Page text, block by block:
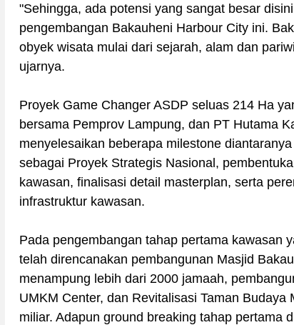
"Sehingga, ada potensi yang sangat besar
pengembangan Bakauheni Harbour City ini.
obyek wisata mulai dari sejarah, alam dan
ujarnya.
Proyek Game Changer ASDP seluas 214 Ha
bersama Pemprov Lampung, dan PT Hutama
menyelesaikan beberapa milestone
sebagai Proyek Strategis Nasional,
kawasan, finalisasi detail masterplan, serta
infrastruktur kawasan.
Pada pengembangan tahap pertama kawasan
telah direncanakan pembangunan Masjid
menampung lebih dari 2000 jamaah,
UMKM Center, dan Revitalisasi Taman Budaya
miliar. Adapun ground breaking tahap pertama